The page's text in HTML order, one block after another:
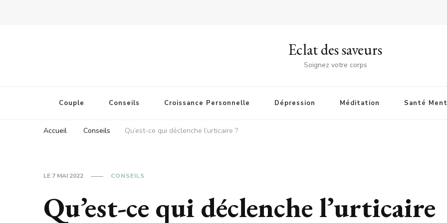
Eclat des saveurs
Soignez votre corps
Couple Conseils Croissance Personnelle Dépression Méditation Santé
Accueil Conseils Qu’est-ce qui déclenche l’urticaire ?
LE 7 MAI 2022 CONSEILS
Qu’est-ce qui déclenche l’urticaire